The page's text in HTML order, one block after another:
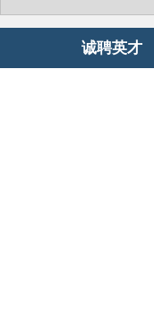
诚聘英才